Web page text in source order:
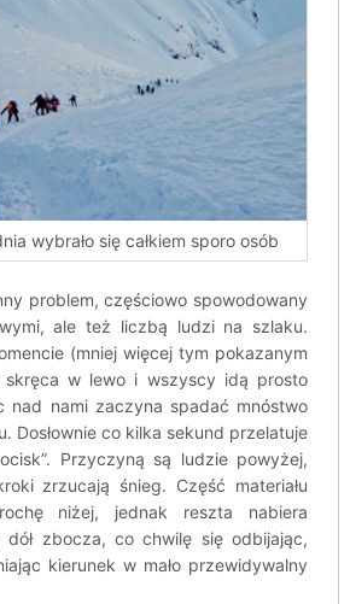
wybrało się całkiem sporo osób
problem, częściowo spowodowany
ale też liczbą ludzi na szlaku.
(mniej więcej tym pokazanym
w lewo i wszyscy idą prosto
nad nami zaczyna spadać mnóstwo
Dosłownie co kilka sekund przelatuje
Przyczyną są ludzie powyżej,
zrzucają śnieg. Część materiału
niżej, jednak reszta nabiera
zbocza, co chwilę się odbijając,
kierunek w mało przewidywalny